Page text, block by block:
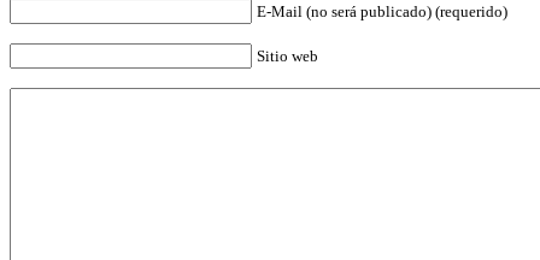
E-Mail (no será publicado) (requerido)
Sitio web